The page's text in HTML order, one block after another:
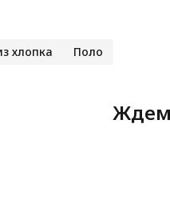
хлопка Поло
Ждем